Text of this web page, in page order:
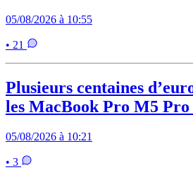
05/08/2026 à 10:55
• 21
Plusieurs centaines
les MacBook Pro M5
05/08/2026 à 10:21
• 3